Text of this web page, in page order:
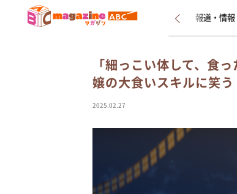
新着 インタビュー 報道・情報
「細っこい体して、食
嬢の大食いスキルに笑
2025.02.27